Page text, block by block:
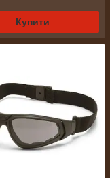
Купити